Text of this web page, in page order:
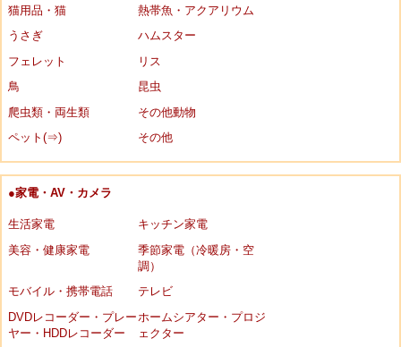
猫用品・猫
熱帯魚・アクアリウム
うさぎ
ハムスター
フェレット
リス
鳥
昆虫
爬虫類・両生類
その他動物
ペット(⇒)
その他
●家電・AV・カメラ
生活家電
キッチン家電
美容・健康家電
季節家電（冷暖房・空
調）
モバイル・携帯電話
テレビ
DVDレコーダー・プレー
ヤー・HDDレコーダー
ホームシアター・プロジ
ェクター